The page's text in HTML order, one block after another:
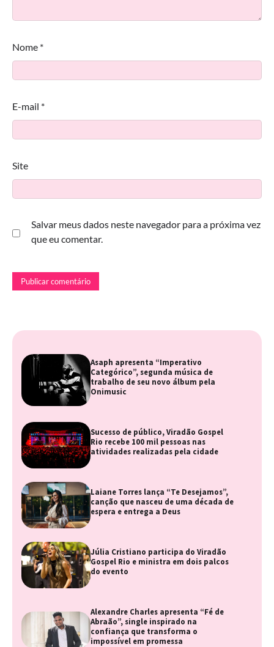
Nome *
E-mail *
Site
Salvar meus dados neste navegador para a próxima vez
que eu comentar.
Asaph apresenta “Imperativo
Categórico”, segunda música de
trabalho de seu novo álbum pela
Onimusic
Sucesso de público, Viradão Gospel
Rio recebe 100 mil pessoas nas
atividades realizadas pela cidade
Laiane Torres lança “Te Desejamos”,
canção que nasceu de uma década de
espera e entrega a Deus
Júlia Cristiano participa do Viradão
Gospel Rio e ministra em dois palcos
do evento
Alexandre Charles apresenta “Fé de
Abraão”, single inspirado na
confiança que transforma o
impossível em promessa